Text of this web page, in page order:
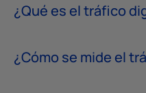
¿Qué es el tráfico
¿Cómo se mide el